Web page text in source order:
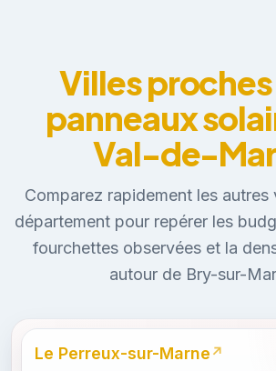
Villes
panneaux
Val-de-
Comparez rapidement les autres
département pour repérer les
fourchettes observées et la
autour de Bry-sur-
Le Perreux-sur-Marne